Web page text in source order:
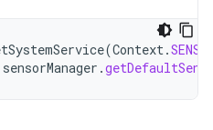
(Context.
sensorManager .